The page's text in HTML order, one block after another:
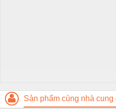
Sản phẩm cùng nhà cung